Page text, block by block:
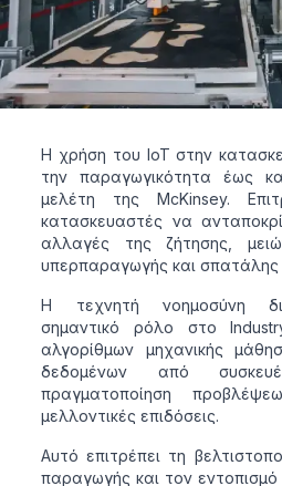
Η χρήση του IoT στην
την παραγωγικότητα έως
μελέτη της McKinsey.
κατασκευαστές να
αλλαγές της ζήτησης,
υπερπαραγωγής και
Η τεχνητή νοημοσύνη
σημαντικό ρόλο στο
αλγορίθμων μηχανικής
δεδομένων από
πραγματοποίηση
μελλοντικές επιδόσεις.
Αυτό επιτρέπει τη
παραγωγής και τον εντοπισμό